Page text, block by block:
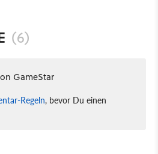
(6)
GameStar
Regeln, bevor Du einen